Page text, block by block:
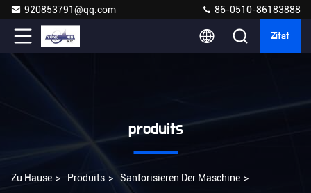
920853791@qq.com 86-0510-86183888
Zitat
produits
Zu Hause > Produits > Sanforisieren Der Maschine >